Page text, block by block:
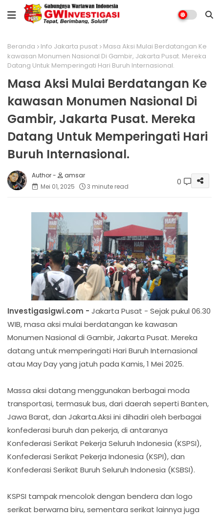
Beranda Info Jakarta pusat
Masa Aksi Mulai Berdatangan Ke
kawasan Monumen Nasional Di Gambir, Jakarta Pusat. Mereka
Datang Untuk Memperingati Hari Buruh Internasional.
Masa Aksi Mulai Berdatangan Ke
kawasan Monumen Nasional Di
Gambir, Jakarta Pusat. Mereka
Datang Untuk Memperingati Hari
Buruh Internasional.
amsar
Mei 01, 2025
3 minute read 0
Investigasigwi.com - Jakarta Pusat - Sejak pukul 06.30
WIB, masa aksi mulai berdatangan ke kawasan
Monumen Nasional di Gambir, Jakarta Pusat. Mereka
datang untuk memperingati Hari Buruh Internasional
atau May Day yang jatuh pada Kamis, 1 Mei 2025.
Massa aksi datang menggunakan berbagai moda
transportasi, termasuk bus, dari daerah seperti Banten,
Jawa Barat, dan Jakarta.Aksi ini dihadiri oleh berbagai
konfederasi buruh dan pekerja, di antaranya
Konfederasi Serikat Pekerja Seluruh Indonesia (KSPSI),
Konfederasi Serikat Pekerja Indonesia (KSPI), dan
Konfederasi Serikat Buruh Seluruh Indonesia (KSBSI).
KSPSI tampak mencolok dengan bendera dan logo
serikat berwarna biru, sementara serikat lainnya juga